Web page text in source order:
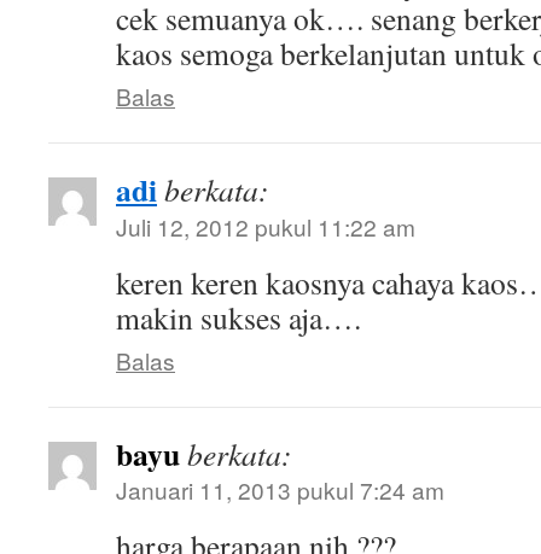
cek semuanya ok…. senang
kaos semoga berkelanjutan untuk
Balas
adiberkata:
Juli 12, 2012 pukul 11:22 am
keren keren kaosnya cahaya
makin sukses aja….
Balas
bayuberkata:
Januari 11, 2013 pukul 7:24 am
harga berapaan nih ???